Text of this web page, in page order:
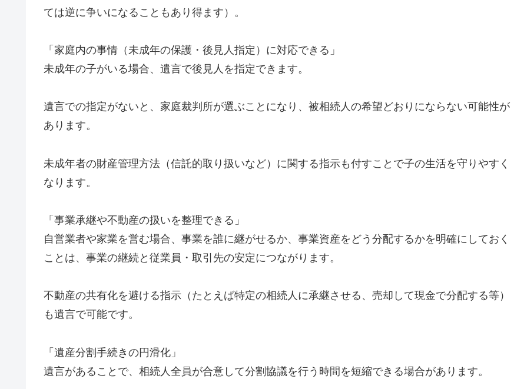
ては逆に争いになることもあり得ます）。
「家庭内の事情（未成年の保護・後見人指定）に対応できる」
未成年の子がいる場合、遺言で後見人を指定できます。
遺言での指定がないと、家庭裁判所が選ぶことになり、被相続人の希望どおりにならない可能性が
あります。
未成年者の財産管理方法（信託的取り扱いなど）に関する指示も付すことで子の生活を守りやすく
なります。
「事業承継や不動産の扱いを整理できる」
自営業者や家業を営む場合、事業を誰に継がせるか、事業資産をどう分配するかを明確にしておく
ことは、事業の継続と従業員・取引先の安定につながります。
不動産の共有化を避ける指示（たとえば特定の相続人に承継させる、売却して現金で分配する等）
も遺言で可能です。
「遺産分割手続きの円滑化」
遺言があることで、相続人全員が合意して分割協議を行う時間を短縮できる場合があります。